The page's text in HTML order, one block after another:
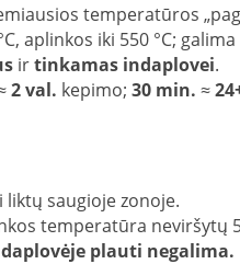
temperatūros
aplinkos iki 550 °C;
irtinkamas indaplovei.
2 val. kepimo; 30 min. ≈
saugioje zonoje.
temperatūra neviršytų
plauti negalima.